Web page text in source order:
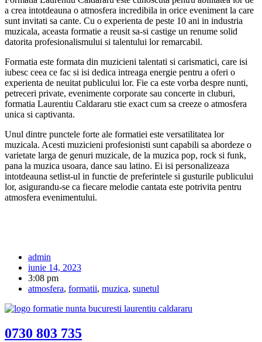
a crea intotdeauna o atmosfera incredibila in orice eveniment la care
sunt invitati sa cante. Cu o experienta de peste 10 ani in industria
muzicala, aceasta formatie a reusit sa-si castige un renume solid
datorita profesionalismului si talentului lor remarcabil.
Formatia este formata din muzicieni talentati si carismatici, care isi
iubesc ceea ce fac si isi dedica intreaga energie pentru a oferi o
experienta de neuitat publicului lor. Fie ca este vorba despre nunti,
petreceri private, evenimente corporate sau concerte in cluburi,
formatia Laurentiu Caldararu stie exact cum sa creeze o atmosfera
unica si captivanta.
Unul dintre punctele forte ale formatiei este versatilitatea lor
muzicala. Acesti muzicieni profesionisti sunt capabili sa abordeze o
varietate larga de genuri muzicale, de la muzica pop, rock si funk,
pana la muzica usoara, dance sau latino. Ei isi personalizeaza
intotdeauna setlist-ul in functie de preferintele si gusturile publicului
lor, asigurandu-se ca fiecare melodie cantata este potrivita pentru
atmosfera evenimentului.
admin
iunie 14, 2023
3:08 pm
atmosfera, formatii, muzica, sunetul
0730 803 735